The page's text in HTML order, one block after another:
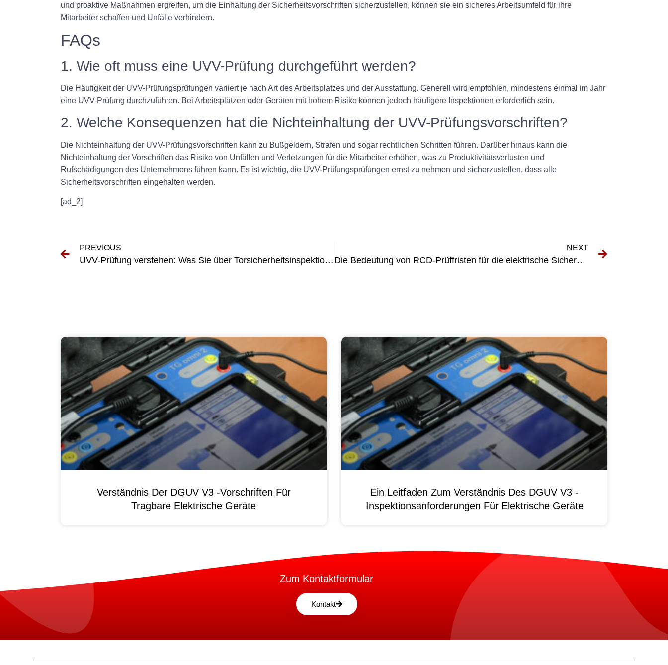
und proaktive Maßnahmen ergreifen, um die Einhaltung der Sicherheitsvorschriften sicherzustellen, können sie ein sicheres Arbeitsumfeld für ihre
Mitarbeiter schaffen und Unfälle verhindern.
FAQs
1. Wie oft muss eine UVV-Prüfung durchgeführt werden?
Die Häufigkeit der UVV-Prüfungsprüfungen variiert je nach Art des Arbeitsplatzes und der Ausstattung. Generell wird empfohlen, mindestens einmal im Jahr
eine UVV-Prüfung durchzuführen. Bei Arbeitsplätzen oder Geräten mit hohem Risiko können jedoch häufigere Inspektionen erforderlich sein.
2. Welche Konsequenzen hat die Nichteinhaltung der UVV-Prüfungsvorschriften?
Die Nichteinhaltung der UVV-Prüfungsvorschriften kann zu Bußgeldern, Strafen und sogar rechtlichen Schritten führen. Darüber hinaus kann die
Nichteinhaltung der Vorschriften das Risiko von Unfällen und Verletzungen für die Mitarbeiter erhöhen, was zu Produktivitätsverlusten und
Rufschädigungen des Unternehmens führen kann. Es ist wichtig, die UVV-Prüfungsprüfungen ernst zu nehmen und sicherzustellen, dass alle
Sicherheitsvorschriften eingehalten werden.
[ad_2]
PREVIOUS
UVV-Prüfung verstehen: Was Sie über Torsicherheitsinspektionen wissen müssen
NEXT
Die Bedeutung von RCD-Prüffristen für die elektrische Sicherheit verstehen
Verständnis Der DGUV V3 -Vorschriften Für
Tragbare Elektrische Geräte
Ein Leitfaden Zum Verständnis Des DGUV V3 -
Inspektionsanforderungen Für Elektrische Geräte
Zum Kontaktformular
Kontakt